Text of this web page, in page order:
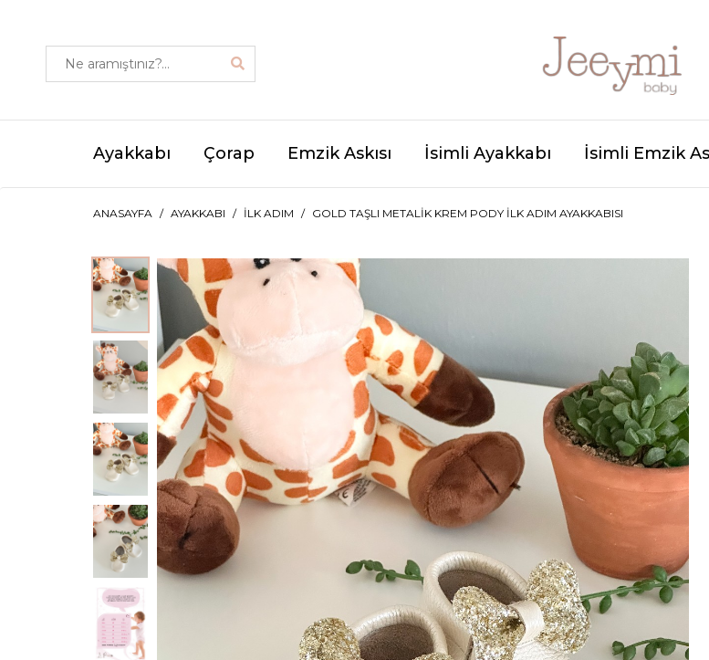
Ayakkabı Çorap Emzik Askısı İsimli Ayakkabı İsimli Emzik
ANASAYFA AYAKKABI İLK ADIM GOLD TAŞLI METALIK KREM PODY İLK ADIM AYAKKABISI